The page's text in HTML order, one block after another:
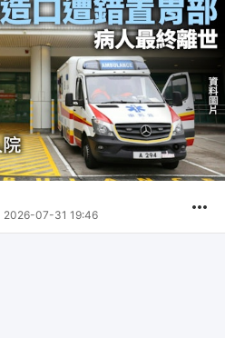
2026-07-31 19:46